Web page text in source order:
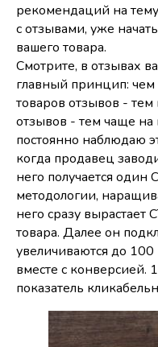
рекомендаций на тему
с отзывами, уже
вашего товара.
Смотрите, в отзывах
главный принцип:
товаров отзывов -
отзывов - тем чаще на
постоянно наблюдаю
когда продавец
него получается один
методологии,
него сразу вырастает
товара. Далее он
увеличиваются до 100
вместе с
показатель